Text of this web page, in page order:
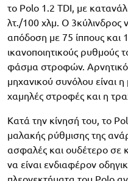
το Polo 1.2 TDI, με
λτ./100 χλμ. Ο 3κύλινδρος
απόδοση με 75 ίππους και
ικανοποιητικούς ρυθμούς
φάσμα στροφών.
μηχανικού συνόλου είναι
χαμηλές στροφές και η
Κατά την κίνησή του, το
μαλακής ρύθμισης της
ασφαλές και ουδέτερο σε
να είναι ενδιαφέρον